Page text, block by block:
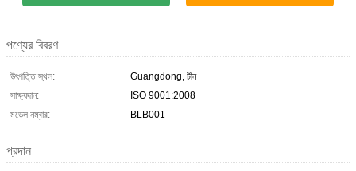
পণ্যের বিবরণ
উৎপত্তি স্থল:
Guangdong, চীন
সাক্ষ্যদান:
ISO 9001:2008
মডেল নম্বার:
BLB001
প্রদান